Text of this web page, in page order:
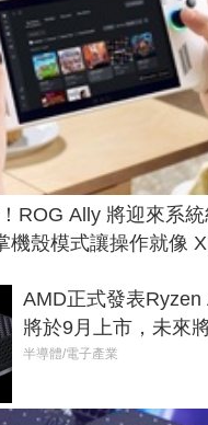
ROG Ally 將迎來系
機殼模式讓操作就像
AMD正式發表Ryzen
將於9月上市，未來
Max系列處理器與對
半導體/電子產業